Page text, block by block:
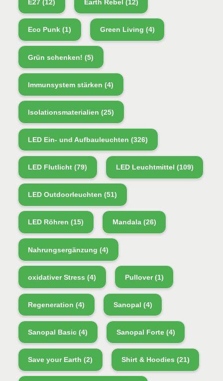
E27 (12) Earth Rebel (12)
Eco Punk (1) Green Living (4)
Grün schenken! (5)
Immunsystem stärken (4)
Isolationsmaterialien (25)
LED Ein- und Aufbauleuchten (326)
LED Flutlicht (79) LED Leuchtmittel (109)
LED Outdoorleuchten (51)
LED Röhren (15) Mandala(26)
Nahrungsergänzung (4)
oxidativer Stress (4) Pullover(1)
Regeneration (4) Sanopal (4)
Sanopal Basic (4) Sanopal Forte(4)
Save your Earth (2) Shirt & Hoodies (21)